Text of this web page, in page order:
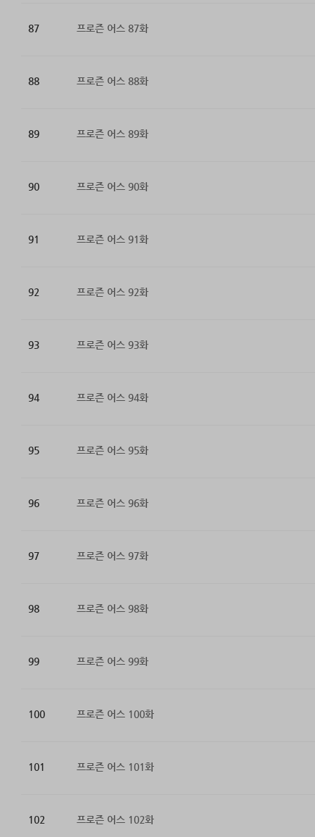
87 프로즌 어스 87화
88 프로즌 어스 88화
89 프로즌 어스 89화
90 프로즌 어스 90화
91 프로즌 어스 91화
92 프로즌 어스 92화
93 프로즌 어스 93화
94 프로즌 어스 94화
95 프로즌 어스 95화
96 프로즌 어스 96화
97 프로즌 어스 97화
98 프로즌 어스 98화
99 프로즌 어스 99화
100 프로즌 어스 100화
101 프로즌 어스 101화
102 프로즌 어스 102화